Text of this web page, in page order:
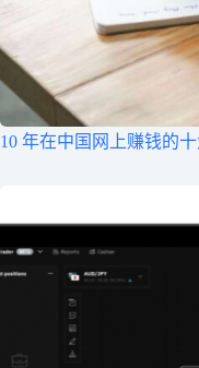
10 年在中国网上赚钱的